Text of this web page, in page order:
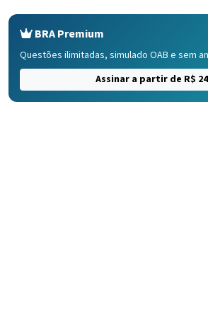
BRA Premium
Questões ilimitadas, simulado OAB e sem
Assinar a partir de R$